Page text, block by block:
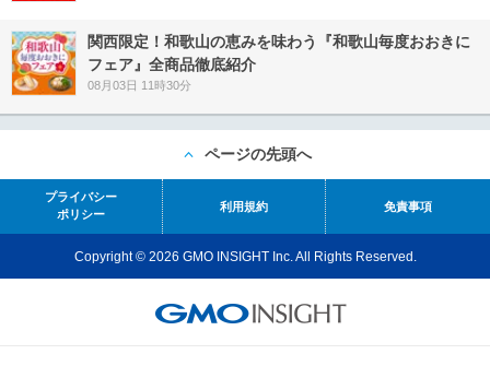
関西限定！和歌山の恵みを味わう『和歌山毎度おおきに
フェア』全商品徹底紹介
08月03日 11時30分
ページの先頭へ
プライバシー
ポリシー
利用規約 免責事項
Copyright © 2026 GMO INSIGHT Inc. All Rights Reserved.